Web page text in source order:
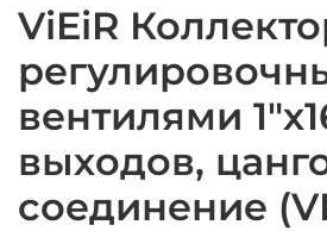
ViEiR
вентилями
выходов,
соединение